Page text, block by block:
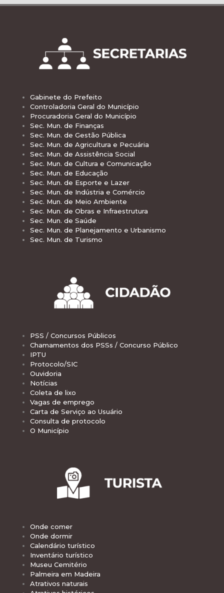
Gabinete do Prefeito
Controladoria Geral do Município
Procuradoria Geral do Município
Sec. Mun. de Finanças
Sec. Mun. de Gestão Pública
Sec. Mun. de Agricultura e Pecuária
Sec. Mun. de Assistência Social
Sec. Mun. de Cultura e Comunicação
Sec. Mun. de Educação
Sec. Mun. de Esporte e Lazer
Sec. Mun. de Indústria e Comércio
Sec. Mun. de Meio Ambiente
Sec. Mun. de Obras e Infraestrutura
Sec. Mun. de Saúde
Sec. Mun. de Planejamento e Urbanismo
Sec. Mun. de Turismo
PSS / Concursos Públicos
Chamamentos dos PSSs / Concurso Público
IPTU
Protocolo/SIC
Ouvidoria
Notícias
Coleta de lixo
Vagas de emprego
Carta de Serviço ao Usuário
Consulta de protocolo
O Município
Onde comer
Onde dormir
Calendário turístico
Inventário turístico
Museu Cemitério
Palmeira em Madeira
Atrativos naturais